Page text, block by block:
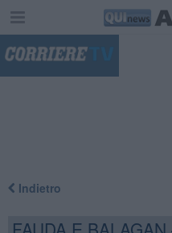
Indietro